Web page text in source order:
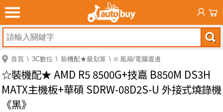
首頁 3C數位 裝機配★最划算 ⎚ 風扇/電腦週邊
☆裝機配★ AMD R5 8500G+技嘉 B850M DS3H
MATX主機板+華碩 SDRW-08D2S-U 外接式燒錄機
《黑》